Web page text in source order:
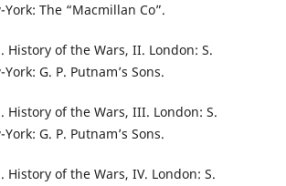
The “Macmillan Co”.
History of the Wars, II. London: S.
G. P. Putnam’s Sons.
History of the Wars, III. London: S.
G. P. Putnam’s Sons.
History of the Wars, IV. London: S.